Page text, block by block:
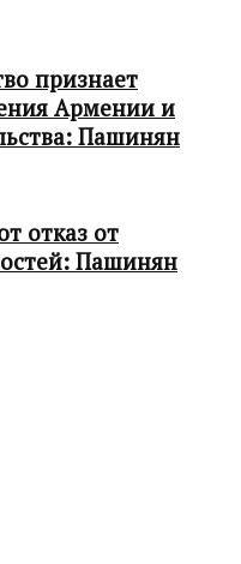
признает
Армении и
Пашинян
отказ от
Пашинян